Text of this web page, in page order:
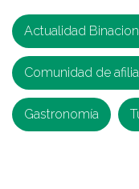
Actualidad
Comunidad de
Gastronomía